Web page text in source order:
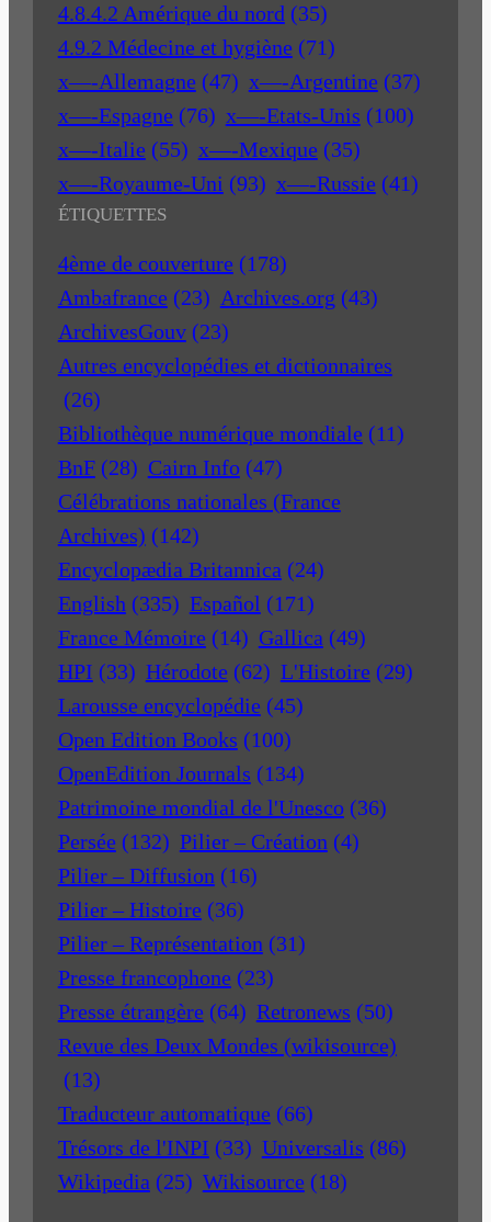
4.8.4.2 Amérique du nord (35)
4.9.2 Médecine et hygiène (71)
x—-Allemagne (47) x—-Argentine (37)
x—-Espagne (76) x—-Etats-Unis (100)
x—-Italie (55) x—-Mexique (35)
x—-Royaume-Uni (93) x—-Russie (41)
ÉTIQUETTES
4ème de couverture (178)
Ambafrance (23) Archives.org (43)
ArchivesGouv (23)
Autres encyclopédies et dictionnaires
(26)
Bibliothèque numérique mondiale (11)
BnF (28) Cairn Info (47)
Célébrations nationales (France
Archives) (142)
Encyclopædia Britannica (24)
English (335) Español (171)
France Mémoire (14) Gallica (49)
HPI (33) Hérodote (62) L'Histoire (29)
Larousse encyclopédie (45)
Open Edition Books (100)
OpenEdition Journals (134)
Patrimoine mondial de l'Unesco (36)
Persée (132) Pilier – Création (4)
Pilier – Diffusion (16)
Pilier – Histoire (36)
Pilier – Représentation (31)
Presse francophone (23)
Presse étrangère (64) Retronews (50)
Revue des Deux Mondes (wikisource)
(13)
Traducteur automatique (66)
Trésors de l'INPI (33) Universalis (86)
Wikipedia (25) Wikisource (18)